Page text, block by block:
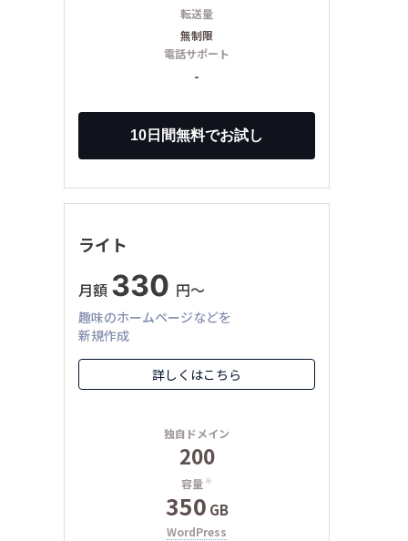
転送量
無制限
電話サポート
-
ライト
月額 330 円〜
趣味のホームページなどを
新規作成
詳しくはこちら
独自ドメイン
200
容量 ※
350 GB
WordPress